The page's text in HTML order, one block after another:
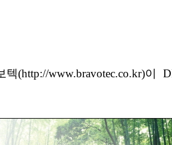
(http://www.bravotec.co.kr)